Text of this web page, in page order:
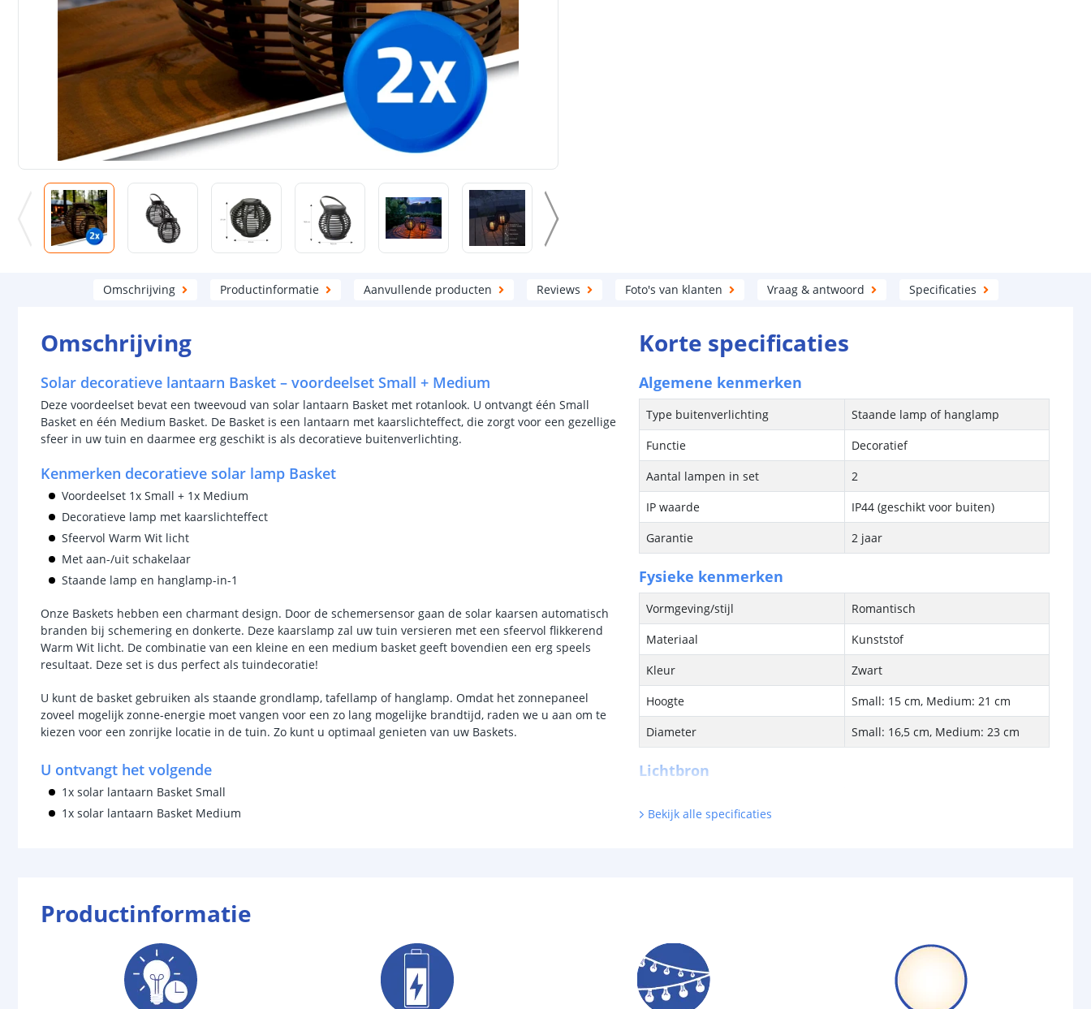
Omschrijving Productinformatie Aanvullende producten Reviews Foto's van klanten Vraag & antwoord Specificaties
Omschrijving
Solar decoratieve lantaarn Basket – voordeelset Small + Medium
Deze voordeelset bevat een tweevoud van solar lantaarn Basket met rotanlook. U ontvangt één Small
Basket en één Medium Basket. De Basket is een lantaarn met kaarslichteffect, die zorgt voor een gezellige
sfeer in uw tuin en daarmee erg geschikt is als decoratieve buitenverlichting.
Kenmerken decoratieve solar lamp Basket
Voordeelset 1x Small + 1x Medium
Decoratieve lamp met kaarslichteffect
Sfeervol Warm Wit licht
Met aan-/uit schakelaar
Staande lamp en hanglamp-in-1
Onze Baskets hebben een charmant design. Door de schemersensor gaan de solar kaarsen automatisch
branden bij schemering en donkerte. Deze kaarslamp zal uw tuin versieren met een sfeervol flikkerend
Warm Wit licht. De combinatie van een kleine en een medium basket geeft bovendien een erg speels
resultaat. Deze set is dus perfect als tuindecoratie!
U kunt de basket gebruiken als staande grondlamp, tafellamp of hanglamp. Omdat het zonnepaneel
zoveel mogelijk zonne-energie moet vangen voor een zo lang mogelijke brandtijd, raden we u aan om te
kiezen voor een zonrijke locatie in de tuin. Zo kunt u optimaal genieten van uw Baskets.
U ontvangt het volgende
1x solar lantaarn Basket Small
1x solar lantaarn Basket Medium
Korte specificaties
Algemene kenmerken
Type buitenverlichting
Staande lamp of hanglamp
Functie
Decoratief
Aantal lampen in set
2
IP waarde
IP44 (geschikt voor buiten)
Garantie
2 jaar
Fysieke kenmerken
Vormgeving/stijl
Romantisch
Materiaal
Kunststof
Kleur
Zwart
Hoogte
Small: 15 cm, Medium: 21 cm
Diameter
Small: 16,5 cm, Medium: 23 cm
Lichtbron
Aantal LEDS
Vermogen
Bekijk alle specificaties
Productinformatie